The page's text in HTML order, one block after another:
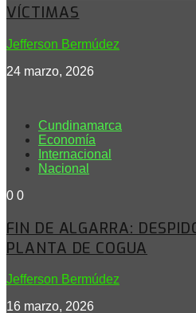
VÍCTIMAS
Jefferson Bermúdez
24 marzo, 2026
Cundinamarca
Economía
Internacional
Nacional
0 0
FIN DE ALGARRA:
PLANTA DE COGUA
Jefferson Bermúdez
16 marzo, 2026